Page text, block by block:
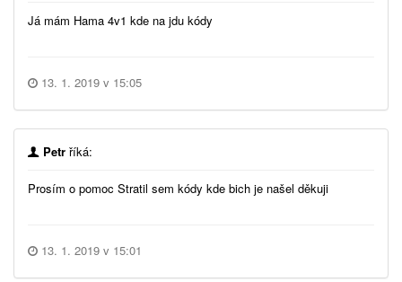
Já mám Hama 4v1 kde na jdu kódy
13. 1. 2019 v 15:05
Petr říká:
Prosím o pomoc Stratil sem kódy kde bich je našel děkuji
13. 1. 2019 v 15:01